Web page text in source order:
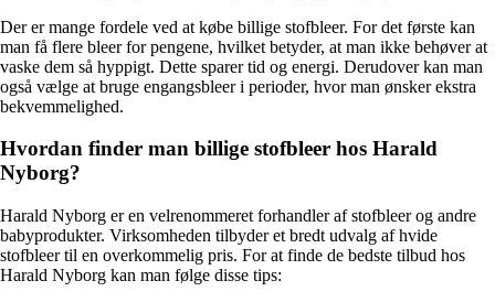
Der er mange fordele ved at købe billige stofbleer. For det første kan
man få flere bleer for pengene, hvilket betyder, at man ikke behøver at
vaske dem så hyppigt. Dette sparer tid og energi. Derudover kan man
også vælge at bruge engangsbleer i perioder, hvor man ønsker ekstra
bekvemmelighed.
Hvordan finder man billige stofbleer hos Harald
Nyborg?
Harald Nyborg er en velrenommeret forhandler af stofbleer og andre
babyprodukter. Virksomheden tilbyder et bredt udvalg af hvide
stofbleer til en overkommelig pris. For at finde de bedste tilbud hos
Harald Nyborg kan man følge disse tips: